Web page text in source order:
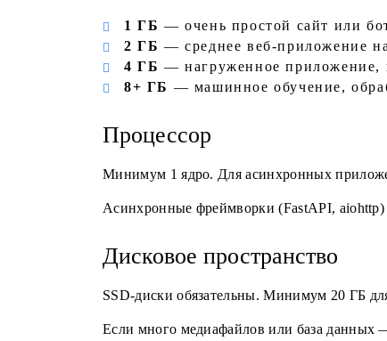
1 ГБ — очень простой сайт или
2 ГБ — среднее веб-приложение
4 ГБ — нагруженное приложение,
8+ ГБ — машинное обучение,
Процессор
Минимум 1 ядро. Для асинхронных
Асинхронные фреймворки (FastAPI, aiohttp)
Дисковое пространство
SSD-диски обязательны. Минимум 20 ГБ
Если много медиафайлов или база данных